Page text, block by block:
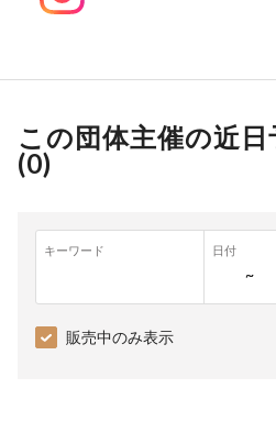
この団体主催の近
(0)
キーワード 日付
~
販売中のみ表示